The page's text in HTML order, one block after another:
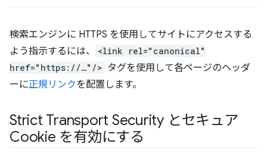
検索エンジンに HTTPS を使用してサイトにアクセスする
よう指示するには、
<link rel="canonical"
href="https://…"/> タグを使用して各ページのヘッダ
ーに正規リンクを配置します。
Strict Transport Security とセキュア
Cookie を有効にする